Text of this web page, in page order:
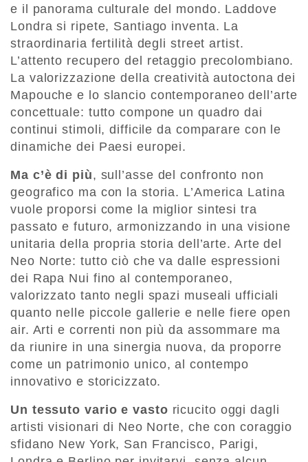
e il panorama culturale del mondo. Laddove
Londra si ripete, Santiago inventa. La
straordinaria fertilità degli street artist.
L’attento recupero del retaggio precolombiano.
La valorizzazione della creatività autoctona dei
Mapouche e lo slancio contemporaneo dell’arte
concettuale: tutto compone un quadro dai
continui stimoli, difficile da comparare con le
dinamiche dei Paesi europei.
Ma c’è di più, sull’asse del confronto non
geografico ma con la storia. L’America Latina
vuole proporsi come la miglior sintesi tra
passato e futuro, armonizzando in una visione
unitaria della propria storia dell’arte. Arte del
Neo Norte: tutto ciò che va dalle espressioni
dei Rapa Nui fino al contemporaneo,
valorizzato tanto negli spazi museali ufficiali
quanto nelle piccole gallerie e nelle fiere open
air. Arti e correnti non più da assommare ma
da riunire in una sinergia nuova, da proporre
come un patrimonio unico, al contempo
innovativo e storicizzato.
Un tessuto vario e vasto ricucito oggi dagli
artisti visionari di Neo Norte, che con coraggio
sfidano New York, San Francisco, Parigi,